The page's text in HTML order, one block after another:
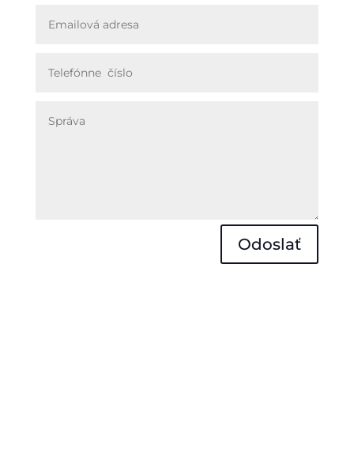
Odoslať